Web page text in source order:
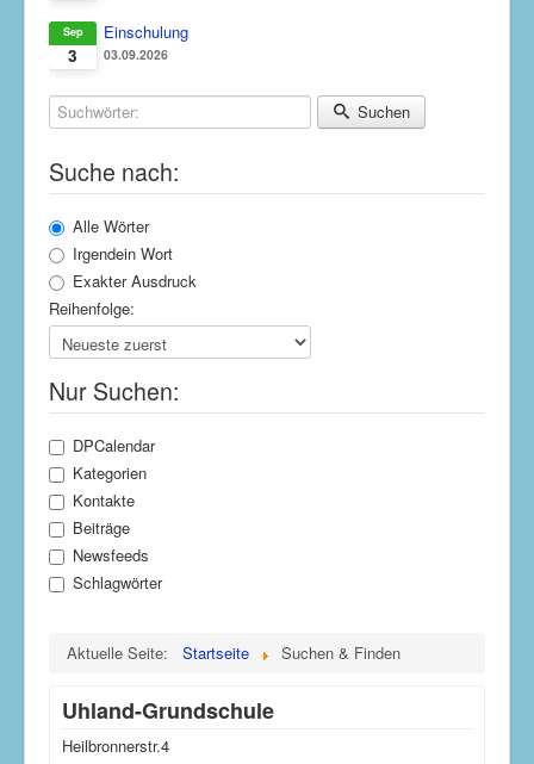
3
Sep Einschulung
03.09.2026
Suchwörter: Suchen
Suche nach:
Alle Wörter
Irgendein Wort
Exakter Ausdruck
Reihenfolge:
Nur Suchen:
DPCalendar
Kategorien
Kontakte
Beiträge
Newsfeeds
Schlagwörter
Aktuelle Seite: Startseite Suchen & Finden
Uhland-Grundschule
Heilbronnerstr.4